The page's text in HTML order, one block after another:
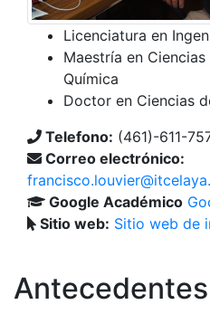
Licenciatura en
Maestría en Ciencias
Química
Doctor en Ciencias
Telefono: (461)-611-
Correo electrónico:
Google Académico
Sitio web: Sitio web de